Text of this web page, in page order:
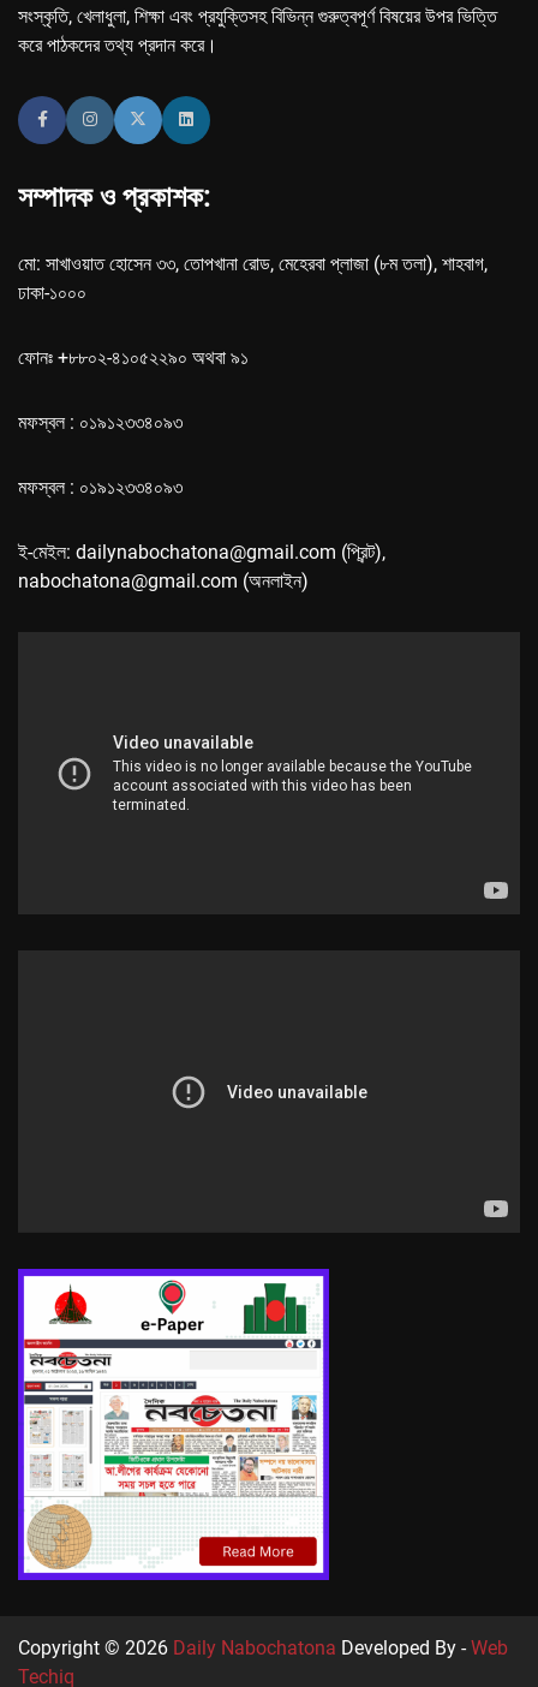
সংস্কৃতি, খেলাধুলা, শিক্ষা এবং প্রযুক্তিসহ বিভিন্ন গুরুত্বপূর্ণ বিষয়ের উপর ভিত্তি
করে পাঠকদের তথ্য প্রদান করে।
সম্পাদক ও প্রকাশক:
মো: সাখাওয়াত হোসেন ৩৩, তোপখানা রোড, মেহেরবা প্লাজা (৮ম তলা), শাহবাগ,
ঢাকা-১০০০
ফোনঃ +৮৮০২-৪১০৫২২৯০ অথবা ৯১
মফস্বল : ০১৯১২৩৩৪০৯৩
মফস্বল : ০১৯১২৩৩৪০৯৩
ই-মেইল: dailynabochatona@gmail.com (প্রিন্ট),
nabochatona@gmail.com (অনলাইন)
Copyright © 2026 Daily Nabochatona Developed By -Web
Techiq